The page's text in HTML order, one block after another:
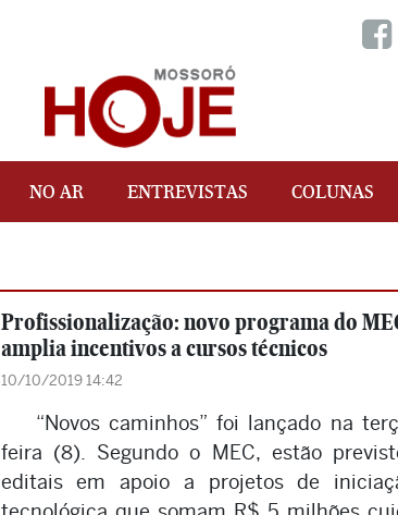
NO AR ENTREVISTAS COLUNAS
Profissionalização: novo programa do
amplia incentivos a cursos técnicos
10/10/2019 14:42
“Novos caminhos” foi lançado na
feira (8). Segundo o MEC, estão
editais em apoio a projetos de